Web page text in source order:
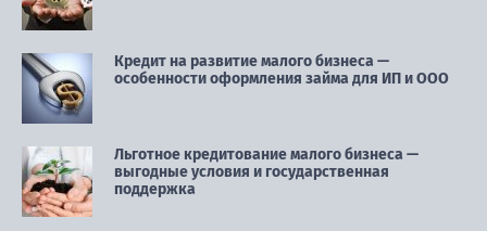
Кредит на развитие малого бизнеса —
особенности оформления займа для ИП и ООО
Льготное кредитование малого бизнеса —
выгодные условия и государственная
поддержка